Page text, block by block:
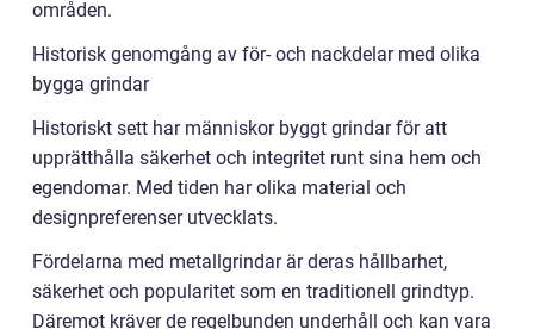
områden.
Historisk genomgång av för- och nackdelar med olika
bygga grindar
Historiskt sett har människor byggt grindar för att
upprätthålla säkerhet och integritet runt sina hem och
egendomar. Med tiden har olika material och
designpreferenser utvecklats.
Fördelarna med metallgrindar är deras hållbarhet,
säkerhet och popularitet som en traditionell grindtyp.
Däremot kräver de regelbunden underhåll och kan vara